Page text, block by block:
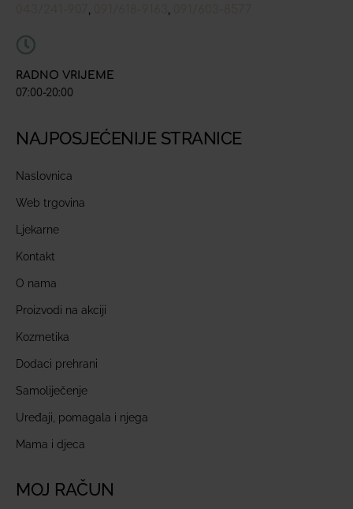
, ,
RADNO VRIJEME
07:00-20:00
NAJPOSJEĆENIJE STRANICE
Naslovnica
Web trgovina
Ljekarne
Kontakt
O nama
Proizvodi na akciji
Kozmetika
Dodaci prehrani
Samoliječenje
Uređaji, pomagala i njega
Mama i djeca
MOJ RAČUN